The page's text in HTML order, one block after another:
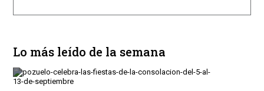
Lo más leído de la semana